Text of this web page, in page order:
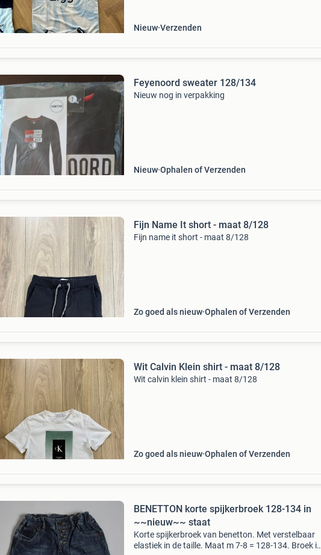
Nieuw Verzenden
Feyenoord sweater 128/134
Nieuw nog in verpakking
Nieuw Ophalen of Verzenden
Fijn Name It short - maat 8/128
Fijn name it short - maat 8/128
Zo goed als nieuw Ophalen of Verzenden
Wit Calvin Klein shirt - maat 8/128
Wit calvin klein shirt - maat 8/128
Zo goed als nieuw Ophalen of Verzenden
BENETTON korte spijkerbroek 128-134 in
~~nieuw~~ staat
Korte spijkerbroek van benetton. Met verstelbaar
elastiek in de taille. Maat m 7-8 = 128-134. Broek is